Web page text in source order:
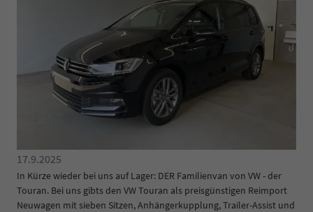
17.9.2025
In Kürze wieder bei uns auf Lager: DER Familienvan von VW - der
Touran. Bei uns gibts den VW Touran als preisgünstigen Reimport
Neuwagen mit sieben Sitzen, Anhängerkupplung, Trailer-Assist und